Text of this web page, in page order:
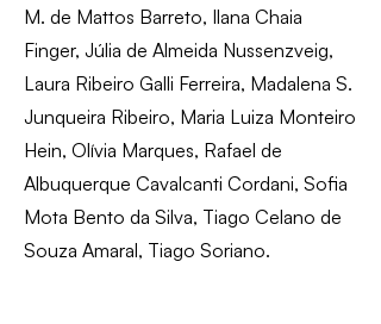
M. de Mattos Barreto, Ilana Chaia
Finger, Júlia de Almeida Nussenzveig,
Laura Ribeiro Galli Ferreira, Madalena S.
Junqueira Ribeiro, Maria Luiza Monteiro
Hein, Olívia Marques, Rafael de
Albuquerque Cavalcanti Cordani, Sofia
Mota Bento da Silva, Tiago Celano de
Souza Amaral, Tiago Soriano.